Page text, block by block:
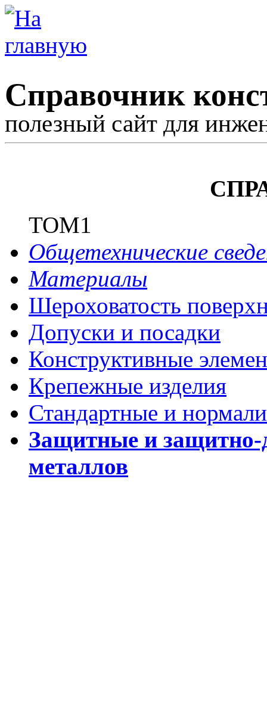
Справочник
полезный сайт для
ТОМ1
Общетехнические
Материалы
Шероховатость
Допуски и посадки
Конструктивные
Крепежные изделия
Стандартные и
Защитные и защитно-
металлов